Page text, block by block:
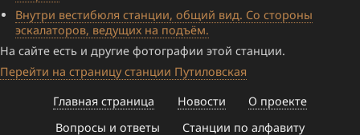
Внутри вестибюля станции, общий вид. Со стороны
эскалаторов, ведущих на подъём.
На сайте есть и другие фотографии этой станции.
Перейти на страницу станции Путиловская
Главная страница
Новости
О проекте
Вопросы и ответы
Станции по алфавиту